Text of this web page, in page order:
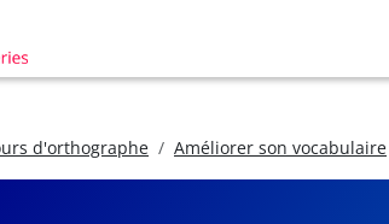
d'orthographe Améliorer son vocabulaire